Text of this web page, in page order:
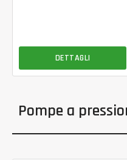
DETTAGLI
Pompe a